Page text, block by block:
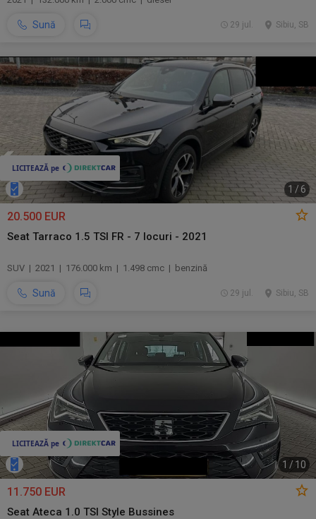
Sună Sibiu, SB
29 jul.
1 / 6
20.500 EUR
Seat Tarraco 1.5 TSI FR - 7 locuri - 2021
SUV | 2021 | 176.000 km | 1.498 cmc | benzină
Sună Sibiu, SB
29 jul.
1 /10
11.750 EUR
Seat Ateca 1.0 TSI Style Bussines